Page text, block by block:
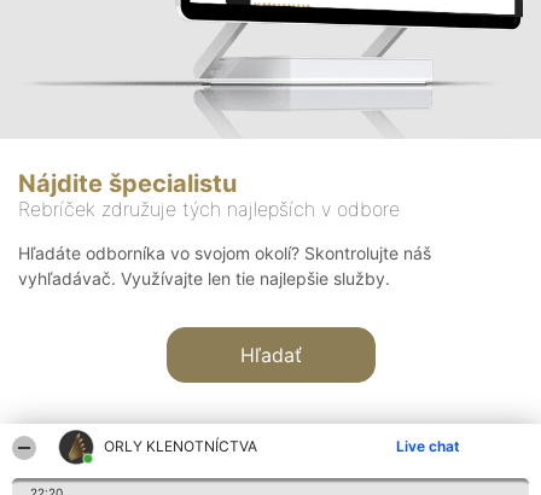
ORLY KLENOTNÍCTVA Live chat
Nájdite špecialistu
Rebríček združuje tých najlepších v odbore
Hľadáte odborníka vo svojom okolí? Skontrolujte náš
vyhľadávač. Využívajte len tie najlepšie služby.
Hľadať